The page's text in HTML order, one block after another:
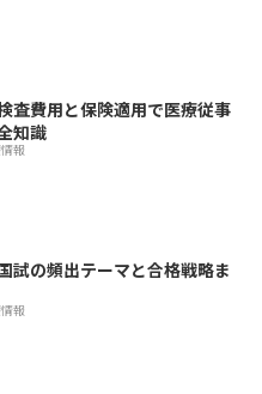
査費用と保険適用で医療従事
知識
報
試の頻出テーマと合格戦略ま
報